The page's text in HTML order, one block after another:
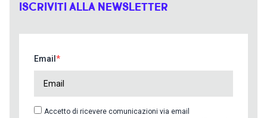
ISCRIVITI ALLA NEWSLETTER
Email
Accetto di ricevere comunicazioni via email